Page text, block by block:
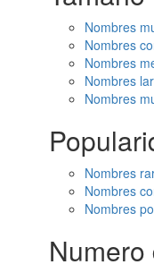
Nombres
Nombres
Nombres
Nombres
Nombres
Nombres
Nombres
Nombres